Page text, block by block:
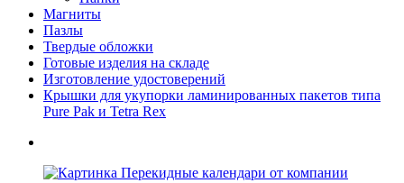
Магниты
Пазлы
Твердые обложки
Готовые изделия на складе
Изготовление удостоверений
Крышки для укупорки ламинированных пакетов типа
Pure Pak и Tetra Rex